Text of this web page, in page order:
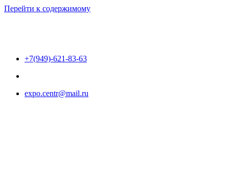
Перейти к содержимому
+7(949)-621-83-63
expo.centr@mail.ru